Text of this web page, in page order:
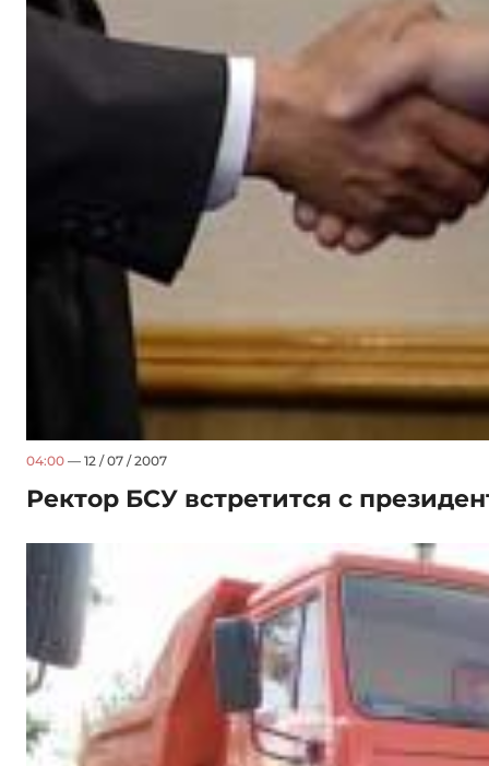
04:00 — 12 / 07 / 2007
Ректор БСУ встретится с